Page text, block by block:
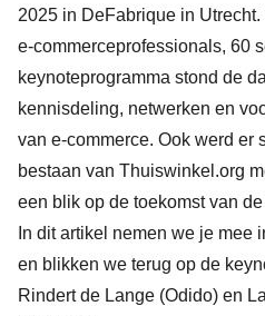
2025 in DeFabrique in
e-commerceprofessionals, 60
keynoteprogramma stond de
kennisdeling, netwerken en
van e-commerce. Ook werd er
bestaan van Thuiswinkel.org
een blik op de toekomst van de
In dit artikel nemen we je mee
en blikken we terug op de
Rindert de Lange (Odido) en